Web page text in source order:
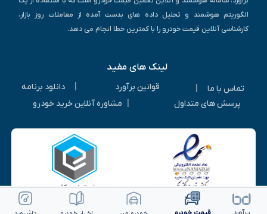
ویرایش خودرو ثبت آگهی رایگان
الگوریتم هوشمند و تحلیل داده های بدست آمده از معاملات روز بازار،
کارشناسی آنلاین قیمت خودرو را با کمترین خطا انجام می دهد.
لینک های مفید
تماس با ما قوانین برآورد
دانلود برنامه
پرسش های متداول
مشاوره آنلاین خرید خودرو